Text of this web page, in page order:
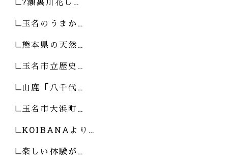
玉名のうまか…
熊本県の天然…
玉名市立歴史…
山鹿「八千代…
玉名市大浜町…
KOIBANAより…
楽しい体験が…